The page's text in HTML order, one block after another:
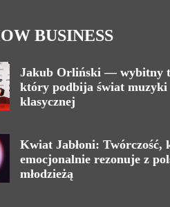
BUSINESS
Jakub Orliński — wybitny
który podbija świat muzyki
klasycznej
Kwiat Jabłoni: Twórczość,
emocjonalnie rezonuje z
młodzieżą